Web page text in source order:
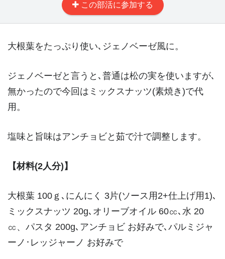
この部活に参加する
大根葉をたっぷり使い､ジェノベーゼ風に。
ジェノベーゼと言うと､普通は松の実を使いますが､
無かったので今回はミックスナッツ(素焼き)で代
用。
塩味と旨味はアンチョビと茹で汁で調整します。
【材料(2人分)】
大根葉 100ｇ､にんにく 3片(ソース用2+仕上げ用1)､
ミックスナッツ 20g､オリーブオイル 60㏄､水 20
㏄、パスタ 200g､アンチョビ お好みで､パルミジャ
ーノ･レッジャーノ お好みで